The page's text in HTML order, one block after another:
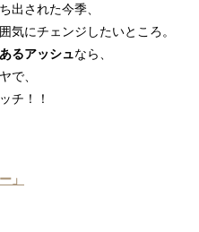
出された今季、
気にチェンジしたいところ。
るアッシュなら、
で、
チ！！
」